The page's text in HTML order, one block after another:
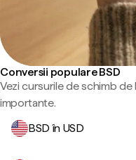
Conversii populare BSD
Vezi cursurile de schimb de
importante.
BSD în USD